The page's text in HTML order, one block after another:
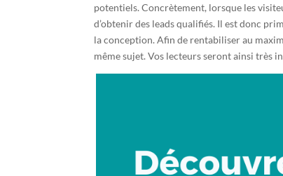
potentiels. Concrètement, lorsque les
d’obtenir des leads qualifiés. Il est donc
la conception. Afin de rentabiliser au
même sujet. Vos lecteurs seront ainsi très